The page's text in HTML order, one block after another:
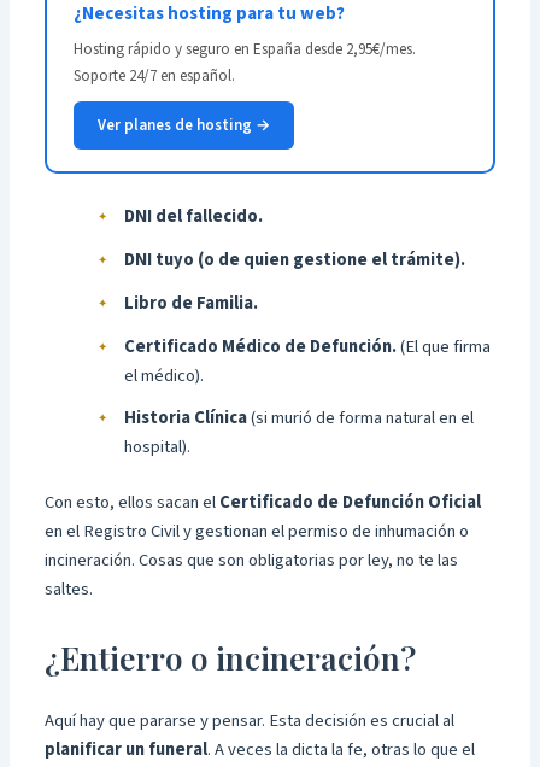
¿Necesitas hosting para tu web?
Hosting rápido y seguro en España desde 2,95€/mes.
Soporte 24/7 en español.
Ver planes de hosting →
DNI del fallecido.
DNI tuyo (o de quien gestione el trámite).
Libro de Familia.
Certificado Médico de Defunción.(El que firma
el médico).
Historia Clínica(si murió de forma natural en el
hospital).
Con esto, ellos sacan elCertificado de Defunción Oficial
en el Registro Civil y gestionan el permiso de inhumación o
incineración. Cosas que son obligatorias por ley, no te las
saltes.
¿Entierro o incineración?
Aquí hay que pararse y pensar. Esta decisión es crucial al
planificar un funeral. A veces la dicta la fe, otras lo que el